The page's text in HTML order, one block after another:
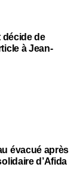
décide de
à Jean-
évacué après
d’Afida